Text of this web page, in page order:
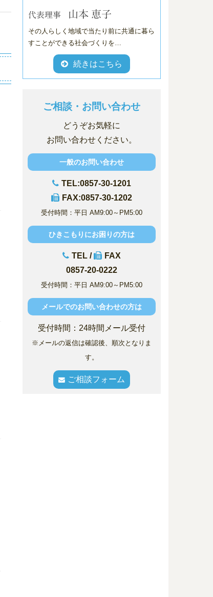
その人らしく地域で当たり前に共通に暮ら
すことができる社会づくりを…
続きはこちら
ご相談・お問い合わせ
どうぞお気軽に
お問い合わせください。
一般のお問い合わせ
TEL:0857-30-1201
FAX:0857-30-1202
受付時間：平日 AM9:00～PM5:00
ひきこもりにお困りの方は
TEL /
FAX
0857-20-0222
受付時間：平日 AM9:00～PM5:00
メールでのお問い合わせの方は
受付時間：24時間メール受付
※メールの返信は確認後、順次となりま
す。
ご相談フォーム